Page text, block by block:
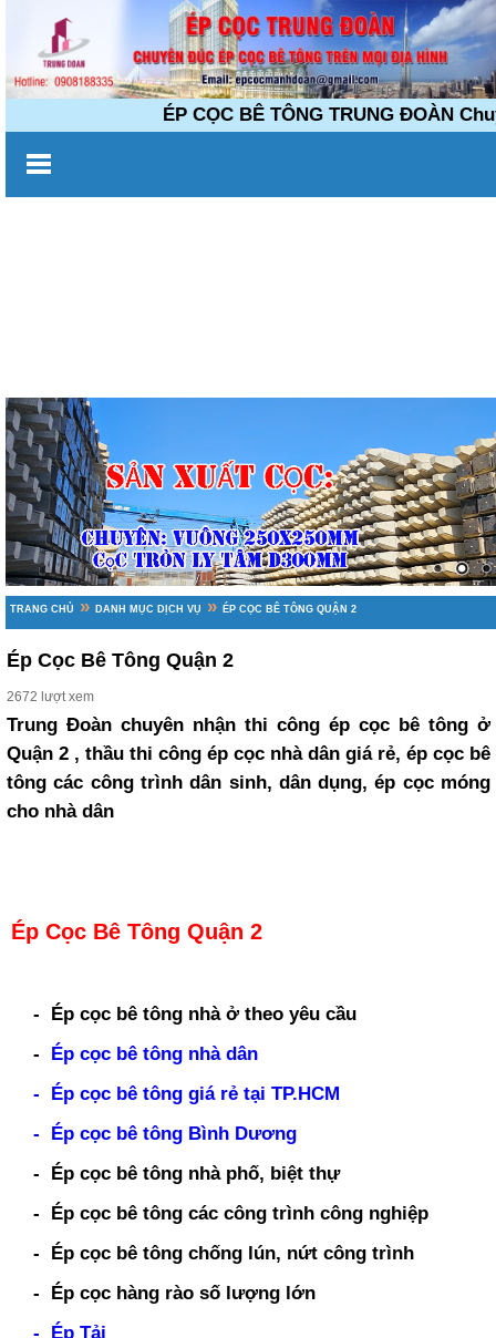
ÉP CỌC BÊ TÔNG TRUNG ĐOÀN
TRANG CHỦ » DANH MỤC DỊCH VỤ » ÉP CỌC BÊ TÔNG QUẬN 2
Ép Cọc Bê Tông Quận 2
2672 lượt xem
Trung Đoàn chuyên nhận thi công ép cọc bê tông ở
Quận 2 , thầu thi công ép cọc nhà dân giá rẻ, ép cọc bê
tông các công trình dân sinh, dân dụng, ép cọc móng
cho nhà dân
Ép Cọc Bê Tông Quận 2
- Ép cọc bê tông nhà ở theo yêu cầu
- Ép cọc bê tông nhà dân
- Ép cọc bê tông giá rẻ tại TP.HCM
- Ép cọc bê tông Bình Dương
- Ép cọc bê tông nhà phố, biệt thự
- Ép cọc bê tông các công trình công nghiệp
- Ép cọc bê tông chống lún, nứt công trình
- Ép cọc hàng rào số lượng lớn
- Ép Tải